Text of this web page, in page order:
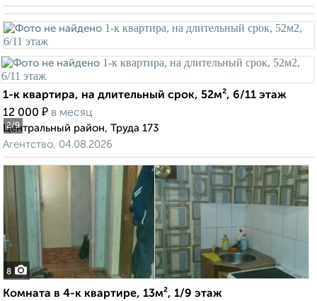
2/9
1-к квартира, на длительный срок, 52м², 6/11 этаж
12 000 ₽ в месяц
Центральный район, Труда 173
Агентство, 04.08.2026
8
Комната в 4-к квартире, 13м², 1/9 этаж